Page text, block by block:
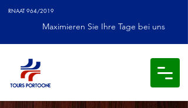
RNAAT 964/2019
Maximieren Sie Ihre Tage bei uns